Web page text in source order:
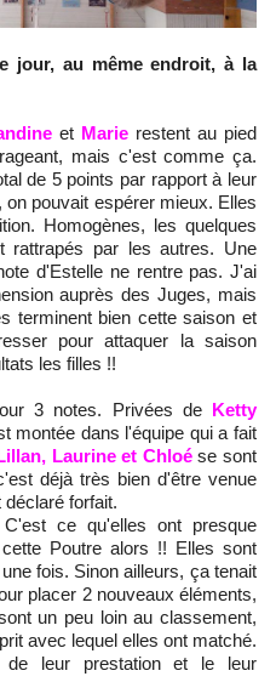
et Marie restent au pied
mais c'est comme ça.
de 5 points par rapport à leur
pouvait espérer mieux. Elles
Homogènes, les quelques
rattrapés par les autres. Une
d'Estelle ne rentre pas. J'ai
auprès des Juges, mais
terminent bien cette saison et
pour attaquer la saison
les filles !!
3 notes. Privées de Ketty
montée dans l'équipe qui a fait
Laurine et Chloése sont
déjà très bien d'être venue
forfait.
ce qu'elles ont presque
Poutre alors !! Elles sont
fois. Sinon ailleurs, ça tenait
placer 2 nouveaux éléments,
un peu loin au classement,
avec lequel elles ont matché.
leur prestation et le leur